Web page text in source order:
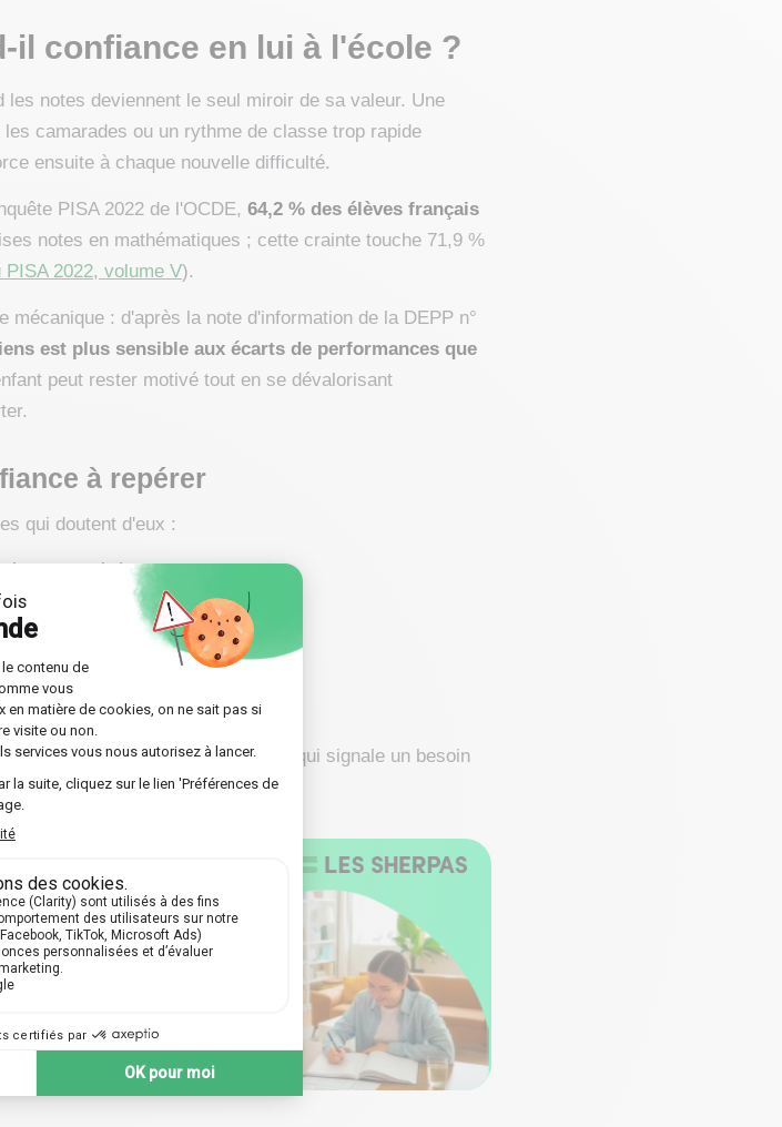
il confiance en lui à l'école ?
notes deviennent le seul miroir de sa valeur. Une
camarades ou un rythme de classe trop rapide
ensuite à chaque nouvelle difficulté.
PISA 2022 de l'OCDE, 64,2 % des élèves français
notes en mathématiques ; cette crainte touche 71,9 %
PISA 2022, volume V).
: d'après la note d'information de la DEPP n°
est plus sensible aux écarts de performances que
peut rester motivé tout en se dévalorisant
à repérer
qui doutent d'eux :
dur pour moi ») ;
devant les autres ;
sa « nullité » ;
d'inquiétant. C'est leur répétition qui signale un besoin